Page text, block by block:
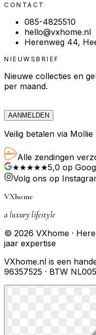
CONTACT
085-4825510
hello@vxhome.nl
Herenweg 44,
NIEUWSBRIEF
Nieuwe collecties en
per maand.
AANMELDEN
Veilig betalen via Mollie
Alle zendingen
★★★★★5,0 op
Volg ons op
VXhome
a luxury lifestyle
© 2026 VXhome ·
jaar expertise
VXhome.nl is een
96357525 · BTW